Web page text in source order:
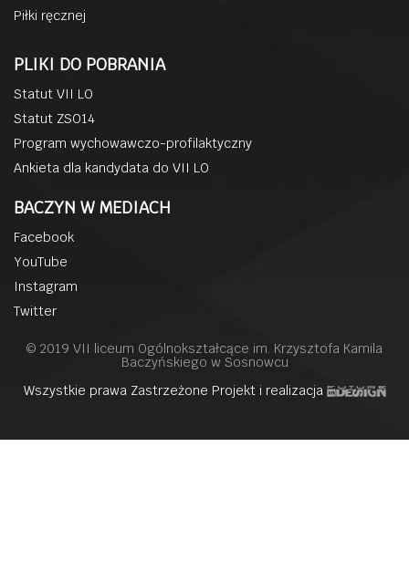
Piłki ręcznej
PLIKI DO POBRANIA
Statut VII LO
Statut ZSO14
Program wychowawczo-profilaktyczny
Ankieta dla kandydata do VII LO
BACZYN W MEDIACH
Facebook
YouTube
Instagram
Twitter
© 2019 VII liceum Ogólnokształcące im. Krzysztofa Kamila
Baczyńskiego w Sosnowcu
Wszystkie prawa Zastrzeżone Projekt i realizacja